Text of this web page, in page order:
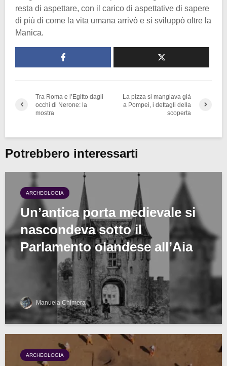
resta di aspettare, con il carico di aspettative di sapere
di più di come la vita umana arrivò e si sviluppò oltre la
Manica.
Tra Roma e l’Egitto dagli
occhi di Nerone: la
mostra
La pizza si mangiava già
a Pompei, i dettagli della
scoperta
Potrebbero interessarti
ARCHEOLOGIA
Un’antica porta medievale si
nascondeva sotto il
Parlamento olandese all’Aia
Manuela Chimera
ARCHEOLOGIA